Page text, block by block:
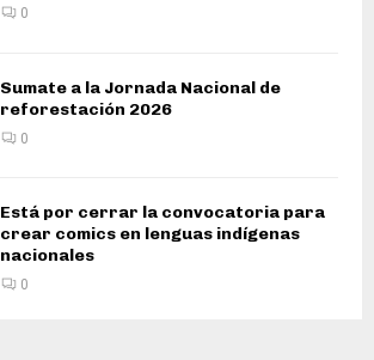
0
Sumate a la Jornada Nacional de
reforestación 2026
0
Está por cerrar la convocatoria para
crear comics en lenguas indígenas
nacionales
0